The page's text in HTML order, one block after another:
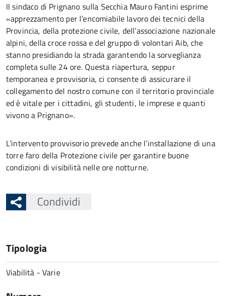
Il sindaco di Prignano sulla Secchia Mauro Fantini esprime
«apprezzamento per l’encomiabile lavoro dei tecnici della
Provincia, della protezione civile, dell’associazione nazionale
alpini, della croce rossa e del gruppo di volontari Aib, che
stanno presidiando la strada garantendo la sorveglianza
completa sulle 24 ore. Questa riapertura, seppur
temporanea e provvisoria, ci consente di assicurare il
collegamento del nostro comune con il territorio provinciale
ed è vitale per i cittadini, gli studenti, le imprese e quanti
vivono a Prignano».
L’intervento provvisorio prevede anche l’installazione di una
torre faro della Protezione civile per garantire buone
condizioni di visibilità nelle ore notturne.
Condividi
Tipologia
Viabilità - Varie